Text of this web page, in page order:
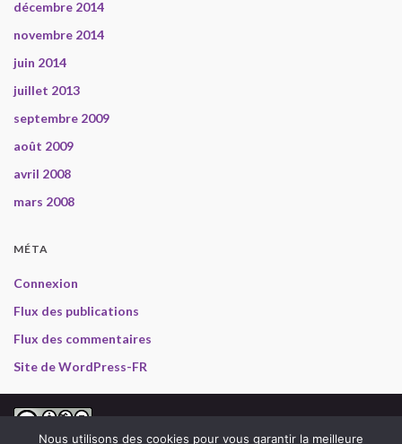
décembre 2014
novembre 2014
juin 2014
juillet 2013
septembre 2009
août 2009
avril 2008
mars 2008
MÉTA
Connexion
Flux des publications
Flux des commentaires
Site de WordPress-FR
2008-2013 Gabriel en Inde, selon les termes de lalicence
Nous utilisons des cookies pour vous garantir la meilleure